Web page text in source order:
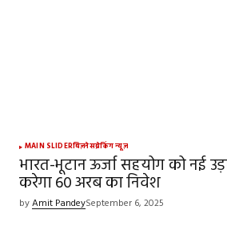
MAIN SLIDERबिज़नेसब्रेकिंग न्यूज़
भारत-भूटान ऊर्जा सहयोग को नई
करेगा ₹60 अरब का निवेश
byAmit PandeySeptember 6, 2025